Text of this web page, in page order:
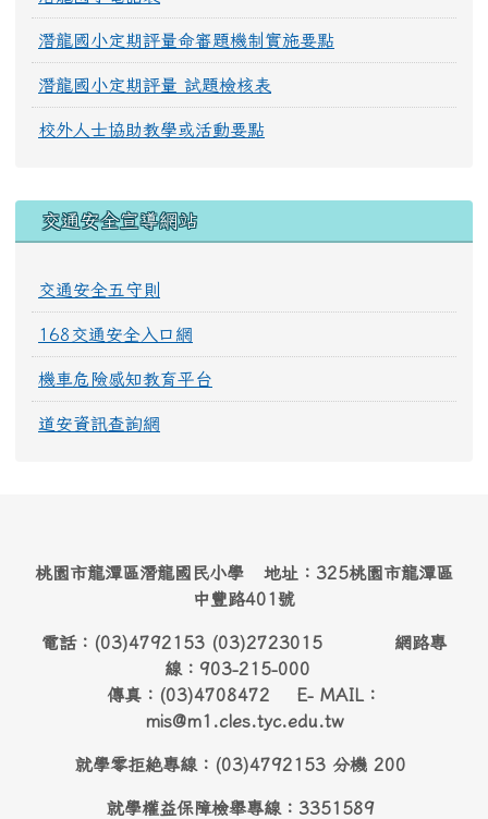
潛龍國小定期評量命審題機制實施要點
潛龍國小定期評量 試題檢核表
校外人士協助教學或活動要點
交通安全宣導網站
交通安全五守則
168交通安全入口網
機車危險感知教育平台
道安資訊查詢網
桃園市龍潭區潛龍國民小學 地址：325桃園市龍潭區
中豐路401號
電話：(03)4792153 (03)2723015 網路專
線：903-215-000
傳真：(03)4708472 E- MAIL：
mis@m1.cles.tyc.edu.tw
就學零拒絶專線：(03)4792153 分機 200
就學權益保障檢舉專線：3351589